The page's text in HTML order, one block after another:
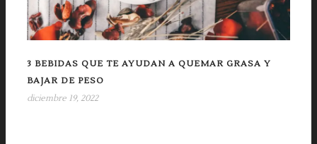
3 BEBIDAS QUE TE AYUDAN A QUEMAR GRASA Y
BAJAR DE PESO
diciembre 19, 2022